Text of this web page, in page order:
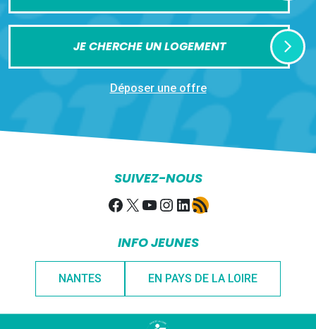
JE CHERCHE UN LOGEMENT
Déposer une offre
SUIVEZ-NOUS
Facebook
X YouTube
Instagram
LinkedIn
Flux RSS
INFO JEUNES
NANTES EN PAYS DE LA LOIRE